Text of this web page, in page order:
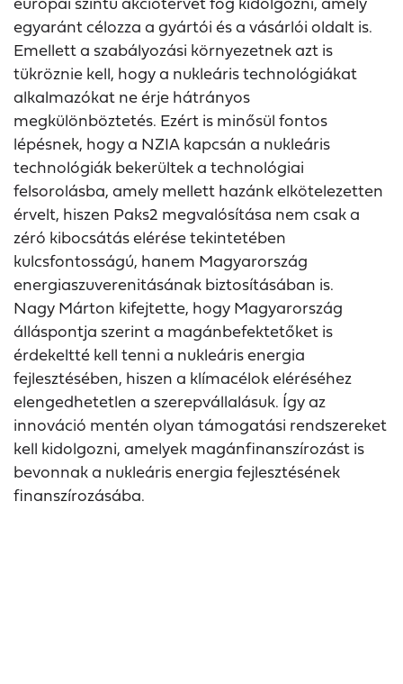
egyaránt célozza a gyártói és a vásárlói oldalt is.
Emellett a szabályozási környezetnek azt is
tükröznie kell, hogy a nukleáris technológiákat
alkalmazókat ne érje hátrányos
megkülönböztetés. Ezért is minősül fontos
lépésnek, hogy a NZIA kapcsán a nukleáris
technológiák bekerültek a technológiai
felsorolásba, amely mellett hazánk elkötelezetten
érvelt, hiszen Paks2 megvalósítása nem csak a
zéró kibocsátás elérése tekintetében
kulcsfontosságú, hanem Magyarország
energiaszuverenitásának biztosításában is.
Nagy Márton kifejtette, hogy Magyarország
álláspontja szerint a magánbefektetőket is
érdekeltté kell tenni a nukleáris energia
fejlesztésében, hiszen a klímacélok eléréséhez
elengedhetetlen a szerepvállalásuk. Így az
innováció mentén olyan támogatási rendszereket
kell kidolgozni, amelyek magánfinanszírozást is
bevonnak a nukleáris energia fejlesztésének
finanszírozásába.